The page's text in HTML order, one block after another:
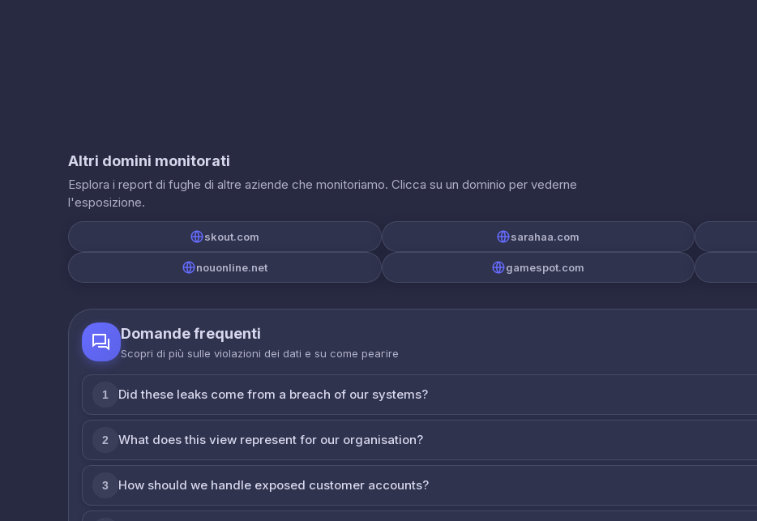
Altri domini monitorati
Esplora i report di fughe di altre aziende che monitoriamo. Clicca su un dominio per vederne
l'esposizione.
skout.com sarahaa.com
nouonline.net gamespot.com
Domande frequenti
Scopri di più sulle violazioni dei dati e su come реагire
1 Did these leaks come from a breach of our systems?
2 What does this view represent for our organisation?
3 How should we handle exposed customer accounts?